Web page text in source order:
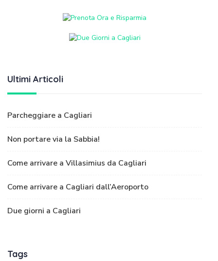
Ultimi Articoli
Parcheggiare a Cagliari
Non portare via la Sabbia!
Come arrivare a Villasimius da Cagliari
Come arrivare a Cagliari dall’Aeroporto
Due giorni a Cagliari
Tags